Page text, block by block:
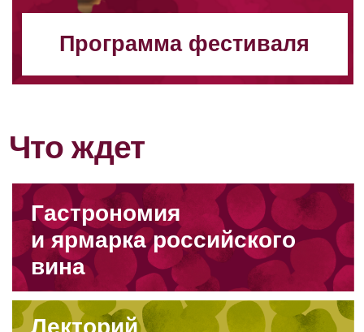
искусство
Как это
было